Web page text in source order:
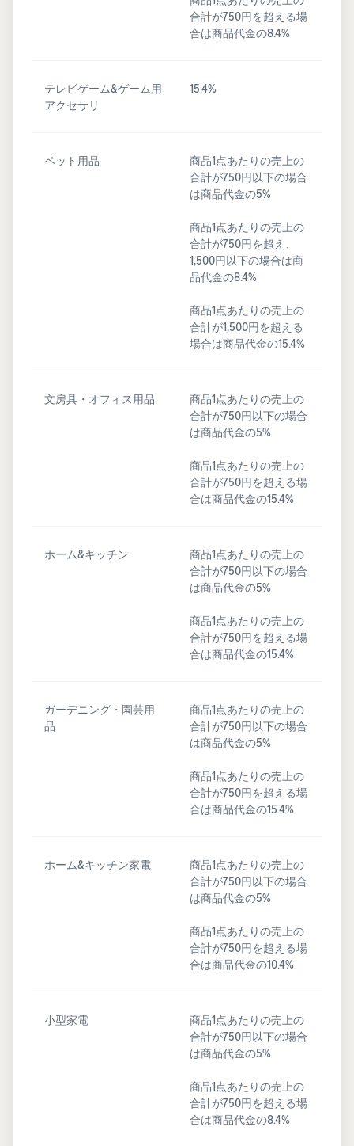
合計が750円を超える場
合は商品代金の8.4%
テレビゲーム&ゲーム用
アクセサリ
15.4%
ペット用品
商品1点あたりの売上の
合計が750円以下の場合
は商品代金の5%
商品1点あたりの売上の
合計が750円を超え、
1,500円以下の場合は商
品代金の8.4%
商品1点あたりの売上の
合計が1,500円を超える
場合は商品代金の15.4%
文房具・オフィス用品
商品1点あたりの売上の
合計が750円以下の場合
は商品代金の5%
商品1点あたりの売上の
合計が750円を超える場
合は商品代金の15.4%
ホーム&キッチン
商品1点あたりの売上の
合計が750円以下の場合
は商品代金の5%
商品1点あたりの売上の
合計が750円を超える場
合は商品代金の15.4%
ガーデニング・園芸用
品
商品1点あたりの売上の
合計が750円以下の場合
は商品代金の5%
商品1点あたりの売上の
合計が750円を超える場
合は商品代金の15.4%
ホーム&キッチン家電
商品1点あたりの売上の
合計が750円以下の場合
は商品代金の5%
商品1点あたりの売上の
合計が750円を超える場
合は商品代金の10.4%
小型家電
商品1点あたりの売上の
合計が750円以下の場合
は商品代金の5%
商品1点あたりの売上の
合計が750円を超える場
合は商品代金の8.4%